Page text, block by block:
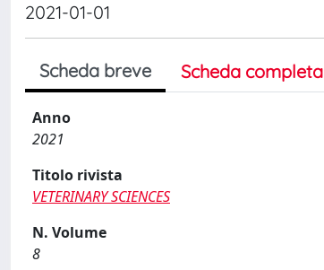
2021-01-01
Scheda breve Scheda completa
Anno
2021
Titolo rivista
VETERINARY SCIENCES
N. Volume
8